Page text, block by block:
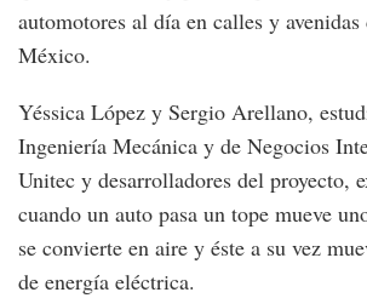
automotores al día en calles y
México.
Yéssica López y Sergio Arellano,
Ingeniería Mecánica y de Negocios
Unitec y desarrolladores del proyecto,
cuando un auto pasa un tope mueve
se convierte en aire y éste a su vez
de energía eléctrica.